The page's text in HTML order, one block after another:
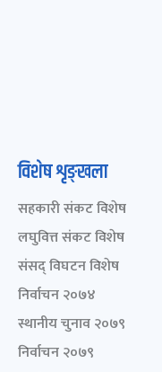
विशेष शृङ्खला
सहकारी संकट विशेष
लघुवित्त संकट विशेष
संसद् विघटन विशेष
निर्वाचन २०७४
स्थानीय चुनाव २०७९
निर्वाचन २०७९